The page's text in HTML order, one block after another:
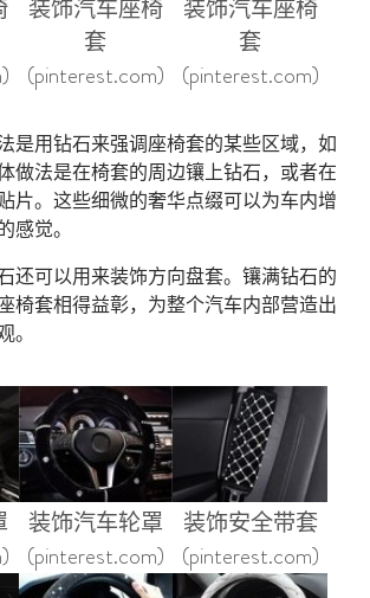
装饰汽车座椅
套
(pinterest.com)
装饰汽车座椅
套
(pinterest.com)
是用钻石来强调座椅套的某些区域，如
做法是在椅套的周边镶上钻石，或者在
片。这些细微的奢华点缀可以为车内增
感觉。
还可以用来装饰方向盘套。镶满钻石的
椅套相得益彰，为整个汽车内部营造出
。
装饰汽车轮罩
(pinterest.com)
装饰安全带套
(pinterest.com)